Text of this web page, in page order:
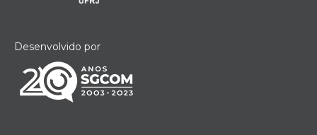
Desenvolvido por